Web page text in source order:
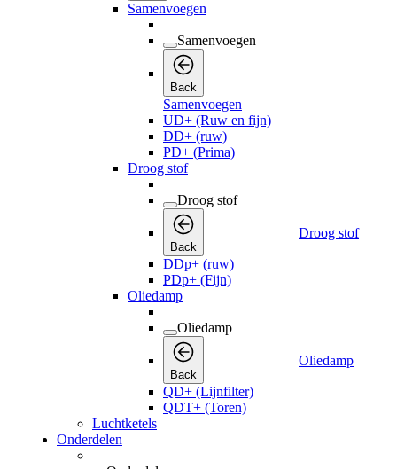
Samenvoegen
Samenvoegen
Back
Samenvoegen
UD+ (Ruw en fijn)
DD+ (ruw)
PD+ (Prima)
Droog stof
Droog stof
Back
Droog stof
DDp+ (ruw)
PDp+ (Fijn)
Oliedamp
Oliedamp
Back
Oliedamp
QD+ (Lijnfilter)
QDT+ (Toren)
Luchtketels
Onderdelen